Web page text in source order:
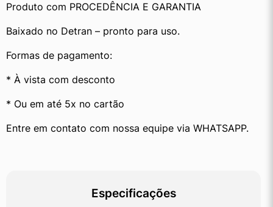
Produto com PROCEDÊNCIA E GARANTIA
Baixado no Detran – pronto para uso.
Formas de pagamento:
* À vista com desconto
* Ou em até 5x no cartão
Entre em contato com nossa equipe via WHATSAPP.
Especificações